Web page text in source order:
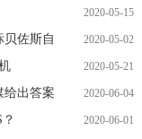
2020-05-15
贝佐斯自 2020-05-02
2020-05-21
给出答案 2020-06-04
2020-06-01